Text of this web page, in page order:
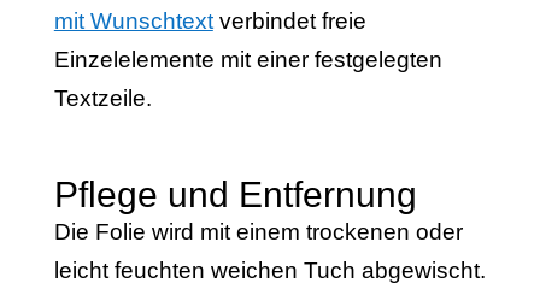
mit Wunschtextverbindet freie
Einzelelemente mit einer festgelegten
Textzeile.
Pflege und Entfernung
Die Folie wird mit einem trockenen oder
leicht feuchten weichen Tuch abgewischt.